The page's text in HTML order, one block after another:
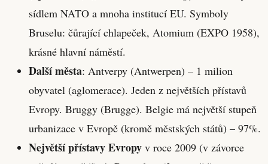
sídlem NATO a mnoha institucí EU. Symboly
Bruselu: čůrající chlapeček, Atomium (EXPO 1958),
krásné hlavní náměstí.
Další města: Antverpy (Antwerpen) – 1 milion
obyvatel (aglomerace). Jeden z největších přístavů
Evropy. Bruggy (Brugge). Belgie má největší stupeň
urbanizace v Evropě (kromě městských států) – 97%.
Největší přístavy Evropy v roce 2009 (v závorce